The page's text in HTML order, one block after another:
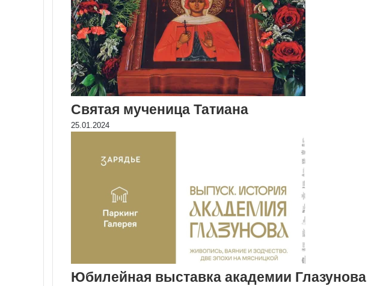
Святая мученица Татиана
25.01.2024
Юбилейная выставка академии Глазунова